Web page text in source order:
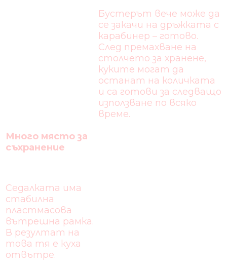
Бустерът вече може да
се закачи на дръжката с
карабинер – готово.
След премахване на
столчето за хранене,
куките могат да
останат на количката
и са готови за следващо
използване по всяко
време.
Много място за
съхранение
Седалката има
стабилна
пластмасова
вътрешна рамка.
В резултат на
това тя е куха
отвътре.